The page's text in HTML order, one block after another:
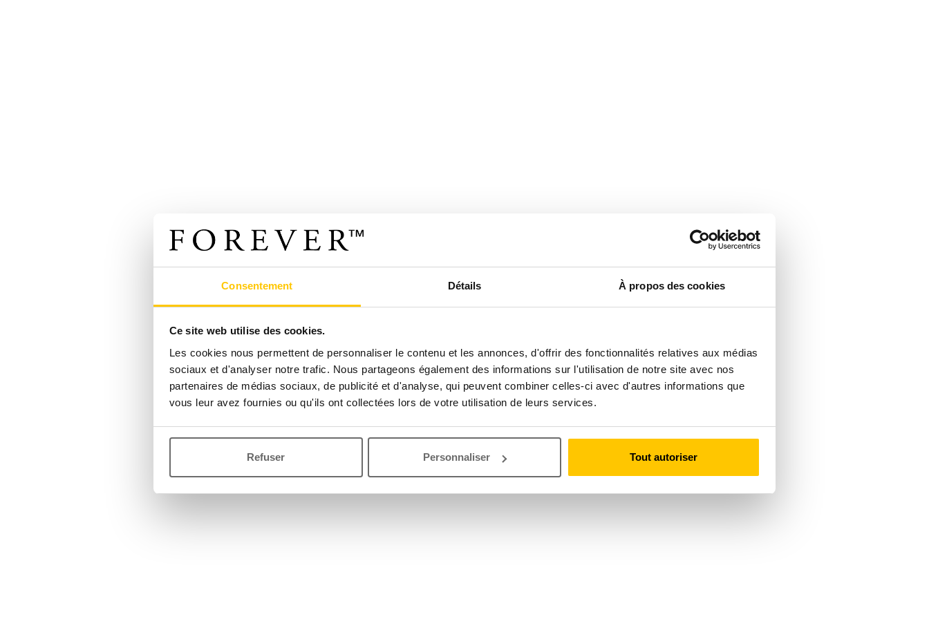
Consentement Détails À propos des cookies
Ce site web utilise des cookies.
Les cookies nous permettent de personnaliser le contenu et les annonces, d'offrir des fonctionnalités relatives aux médias
sociaux et d'analyser notre trafic. Nous partageons également des informations sur l'utilisation de notre site avec nos
partenaires de médias sociaux, de publicité et d'analyse, qui peuvent combiner celles-ci avec d'autres informations que
vous leur avez fournies ou qu'ils ont collectées lors de votre utilisation de leurs services.
Refuser Personnaliser Tout autoriser